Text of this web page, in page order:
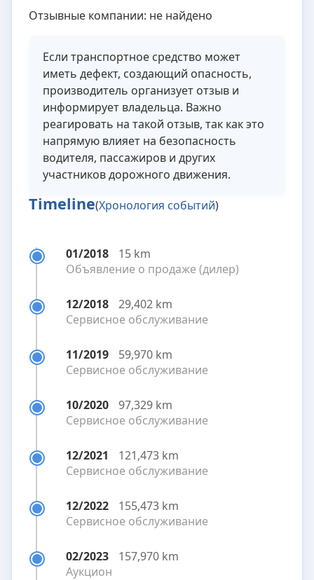
Отзывные компании: не найдено
Если транспортное средство может
иметь дефект, создающий опасность,
производитель организует отзыв и
информирует владельца. Важно
реагировать на такой отзыв, так как это
напрямую влияет на безопасность
водителя, пассажиров и других
участников дорожного движения.
Timeline(Хронология событий)
01/2018
15 km
Объявление о продаже (дилер)
12/2018
29,402 km
Сервисное обслуживание
11/2019
59,970 km
Сервисное обслуживание
10/2020
97,329 km
Сервисное обслуживание
12/2021
121,473 km
Сервисное обслуживание
12/2022
155,473 km
Сервисное обслуживание
02/2023
157,970 km
Аукцион